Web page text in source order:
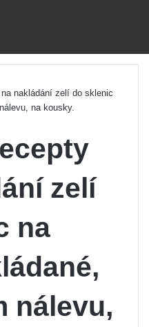
nakládání zelí do sklenic
na kousky.
zelí
na
nálevu,